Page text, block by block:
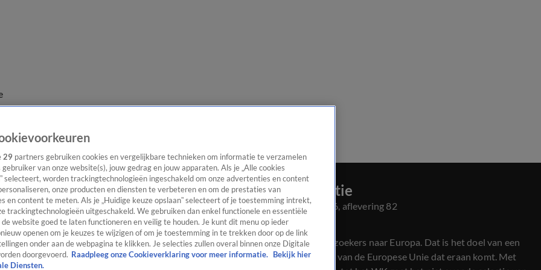
Late Editie
Seizoen 2026, aflevering 82
23 mrt, 22:45
Minder asielzoekers naar Europa. Dat is het doel van een
migratiepact van de Europese Unie dat eraan komt. Met
29 partners gebruiken cookies en vergelijkbare technieken om informatie te verzamelen
gebruiker van onze website(s), jouw gedrag en jouw apparaten. Als je „Alle cookies
selecteert, worden trackingtechnologieën ingeschakeld om onze advertenties en content
onze producten en diensten te verbeteren en om de prestaties van
en content te meten. Als je „Huidige keuze opslaan” selecteert of je toestemming intrekt,
trackingtechnologieën uitgeschakeld. We gebruiken dan enkel functionele en essentiële
de website goed te laten functioneren en veilig te houden. Je kunt dit menu op ieder
openen om je keuzes te wijzigen of om je toestemming in te trekken door op de link
onder aan de webpagina te klikken. Je selecties zullen overal binnen onze Digitale
doorgevoerd. Raadpleeg onze Cookieverklaring voor meer informatie.
Bekijk hier
Diensten.